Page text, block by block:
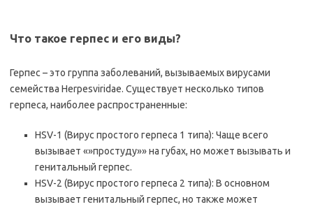
Что такое герпес и его виды?
Герпес – это группа заболеваний, вызываемых вирусами
семейства Herpesviridae. Существует несколько типов
герпеса, наиболее распространенные:
HSV-1 (Вирус простого герпеса 1 типа): Чаще всего
вызывает «»простуду»» на губах, но может вызывать и
генитальный герпес.
HSV-2 (Вирус простого герпеса 2 типа): В основном
вызывает генитальный герпес, но также может